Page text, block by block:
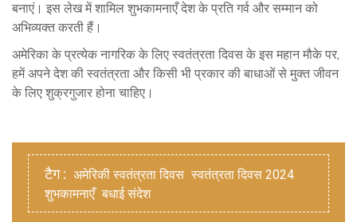
बनाएं। इस लेख में शामिल शुभकामनाएँ देश के प्रति गर्व और सम्मान को
अभिव्यक्त करती हैं।
अमेरिका के प्रत्येक नागरिक के लिए स्वतंत्रता दिवस के इस महान मौके पर,
हमें अपने देश की स्वतंत्रता और किसी भी प्रकार की बाधाओं से मुक्त जीवन
के लिए शुक्रगुजार होना चाहिए।
टैग : अमेरिकी स्वतंत्रता दिवस स्वतंत्रता दिवस 2024
शुभकामनाएँ बधाई संदेश